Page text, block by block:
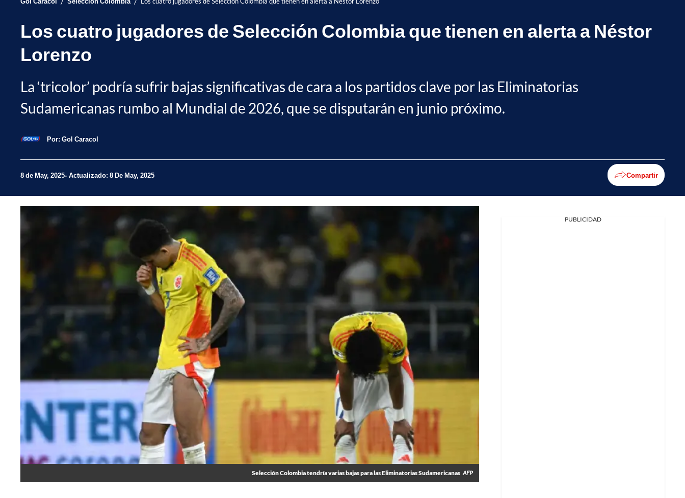
Los cuatro jugadores de Selección Colombia que tienen en alerta a Néstor
Lorenzo
La ‘tricolor’ podría sufrir bajas significativas de cara a los partidos clave por las Eliminatorias
Sudamericanas rumbo al Mundial de 2026, que se disputarán en junio próximo.
Por: Gol Caracol
8 de May, 2025 Actualizado: 8 De May, 2025 Compartir
Selección Colombia tendría varias bajas para las Eliminatorias Sudamericanas AFP
PUBLICIDAD